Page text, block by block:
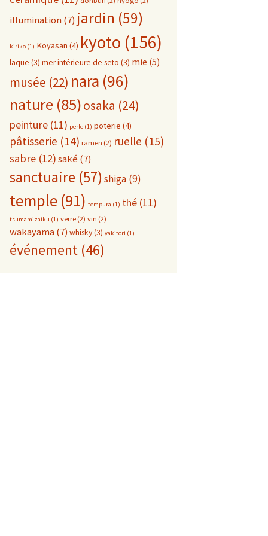
illumination(7) jardin (59)
kiriko (1) Koyasan (4) kyoto (156)
laque (3) mer intérieure de seto (3) mie (5)
musée (22) nara (96)
nature (85)osaka (24)
peinture (11) perle (1) poterie (4)
pâtisserie (14) ramen (2) ruelle (15)
sabre (12)saké (7)
sanctuaire (57) shiga (9)
temple (91) tempura (1) thé (11)
tsumamizaiku (1) verre(2) vin (2)
wakayama(7) whisky(3) yakitori (1)
événement (46)